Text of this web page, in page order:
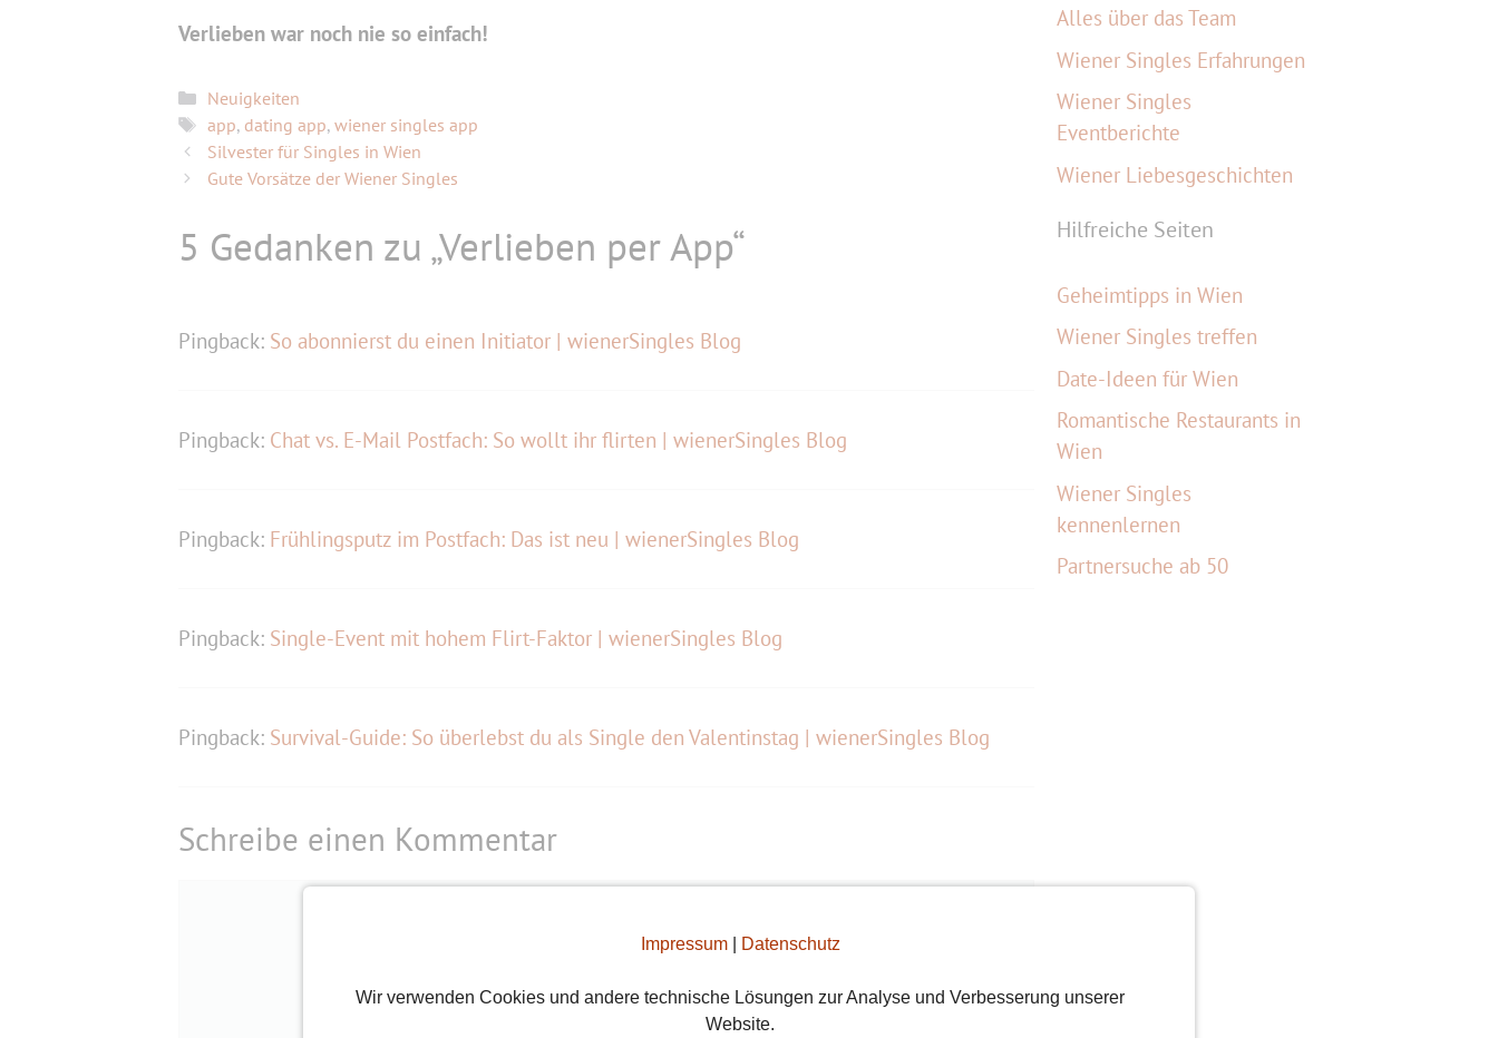
Impressum| Datenschutz
Wir verwenden Cookies und andere technische Lösungen zur Analyse und Verbesserung unserer
Website.
Verlieben war noch nie so einfach!
Kategorien
Neuigkeiten
Schlagwörter
app, dating app, wiener singles app
Silvester für Singles in Wien
Gute Vorsätze der Wiener Singles
5 Gedanken zu „Verlieben per App“
Pingback: So abonnierst du einen Initiator | wienerSingles Blog
Pingback: Chat vs. E-Mail Postfach: So wollt ihr flirten | wienerSingles Blog
Pingback: Frühlingsputz im Postfach: Das ist neu | wienerSingles Blog
Pingback: Single-Event mit hohem Flirt-Faktor | wienerSingles Blog
Pingback: Survival-Guide: So überlebst du als Single den Valentinstag | wienerSingles Blog
Schreibe einen Kommentar
Alles über das Team
Wiener Singles Erfahrungen
Wiener Singles
Eventberichte
Wiener Liebesgeschichten
Hilfreiche Seiten
Geheimtipps in Wien
Wiener Singles treffen
Date-Ideen für Wien
Romantische Restaurants in
Wien
Wiener Singles
kennenlernen
Partnersuche ab 50